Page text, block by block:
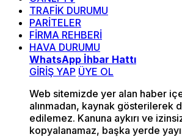
TRAFİK DURUMU
PARİTELER
FİRMA REHBERİ
HAVA DURUMU
WhatsApp İhbar Hattı
GİRİŞ YAP ÜYE OL
Web sitemizde yer alan haber
alınmadan, kaynak gösterilerek
edilemez. Kanuna aykırı ve
kopyalanamaz, başka yerde